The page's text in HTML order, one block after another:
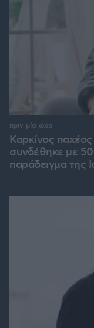
Καρκίνος
συνδέθηκε με
παράδειγμα της
πριν μία ώρα